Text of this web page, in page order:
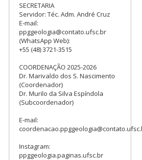
SECRETARIA
Servidor: Téc. Adm. André Cruz
E-mail:
ppggeologia@contato.ufsc.br
(WhatsApp Web):
+55 (48) 3721-3515
COORDENAÇÃO 2025-2026
Dr. Marivaldo dos S. Nascimento
(Coordenador)
Dr. Murilo da Silva Espíndola
(Subcoordenador)
E-mail:
Instagram:
ppggeologia.paginas.ufsc.br